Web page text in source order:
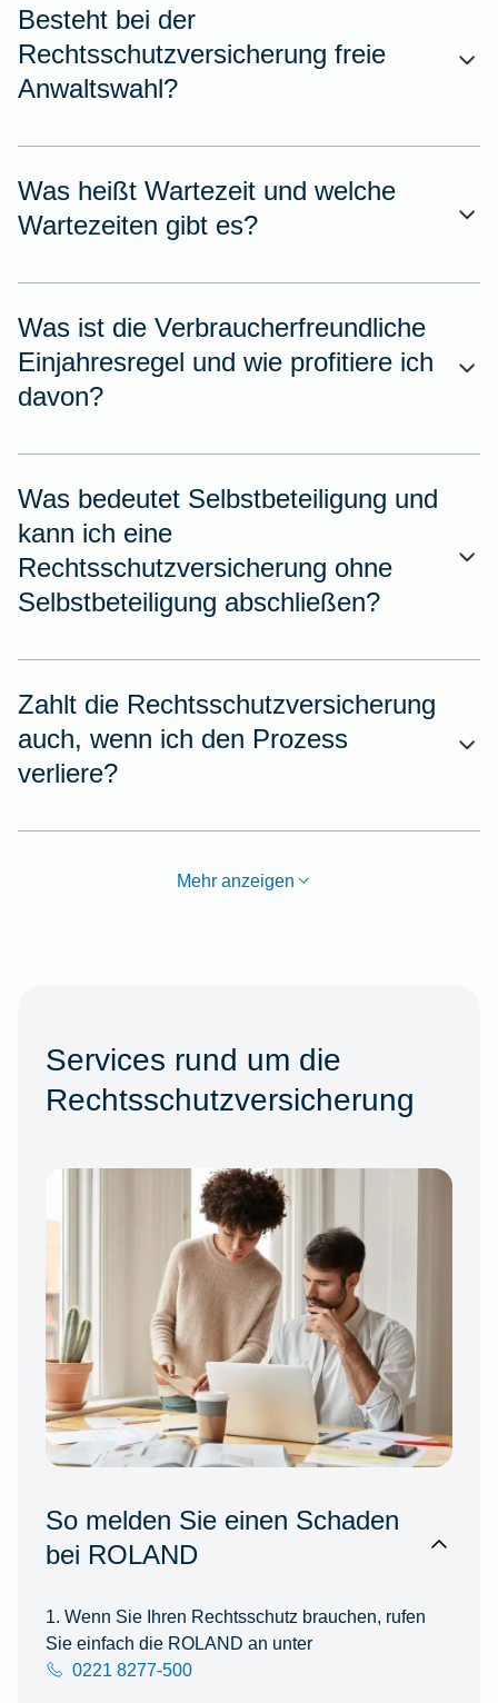
Besteht bei der
Rechtsschutzversicherung freie
Anwaltswahl?
Was heißt Wartezeit und welche
Wartezeiten gibt es?
Was ist die Verbraucherfreundliche
Einjahresregel und wie profitiere ich
davon?
Was bedeutet Selbstbeteiligung und
kann ich eine
Rechtsschutzversicherung ohne
Selbstbeteiligung abschließen?
Zahlt die Rechtsschutzversicherung
auch, wenn ich den Prozess
verliere?
Mehr anzeigen
Services rund um die
Rechtsschutzversicherung
So melden Sie einen Schaden
bei ROLAND
1. Wenn Sie Ihren Rechtsschutz brauchen, rufen
Sie einfach die ROLAND an unter
0221 8277-500